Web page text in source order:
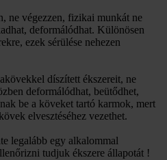
ne végezzen, fizikai munkát ne
deformálódhat. Különösen
ezek sérülése nehezen
díszített ékszereit, ne
deformálódhat, beütődhet,
be a köveket tartó karmok, mert
elvesztéséhez vezethet.
legalább egy alkalommal
tudjuk ékszere állapotát !